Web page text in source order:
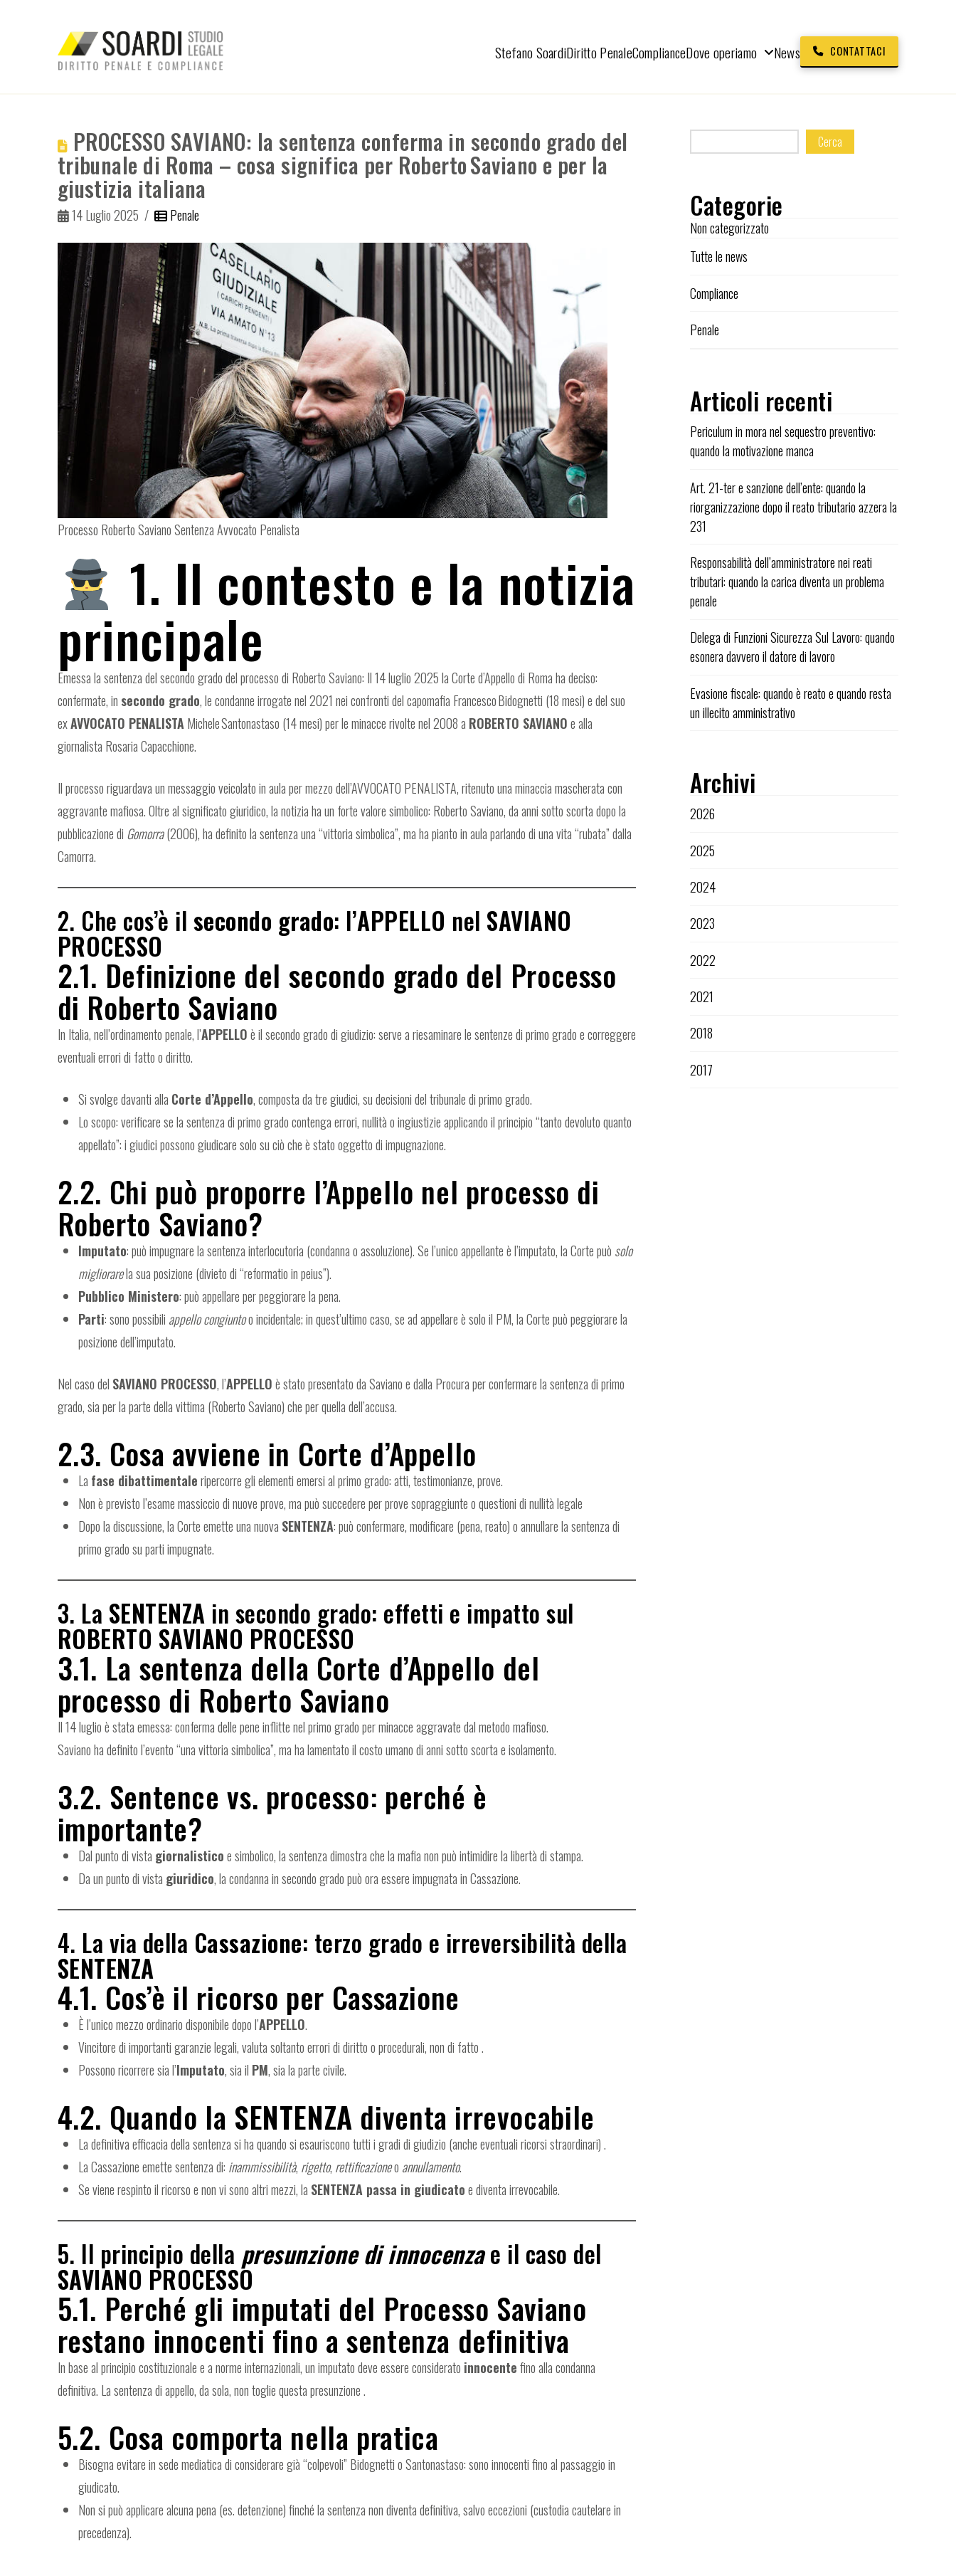
Stefano SoardiDiritto PenaleComplianceDove operiamo News CONTATTACI
PROCESSO SAVIANO: la sentenza conferma in secondo grado del
tribunale di Roma – cosa significa per Roberto Saviano e per la
giustizia italiana
14 Luglio 2025 Penale
Processo Roberto Saviano Sentenza Avvocato Penalista
1. Il contesto e la notizia
principale
Emessa la sentenza del secondo grado del processo di Roberto Saviano: Il 14 luglio 2025 la Corte d’Appello di Roma ha deciso:
confermate, in secondo grado, le condanne irrogate nel 2021 nei confronti del capomafia Francesco Bidognetti (18 mesi) e del suo
exAVVOCATO PENALISTA Michele Santonastaso (14 mesi) per le minacce rivolte nel 2008 a ROBERTO SAVIANOe alla
giornalista Rosaria Capacchione.
Il processo riguardava un messaggio veicolato in aula per mezzo dell’AVVOCATO PENALISTA, ritenuto una minaccia mascherata con
aggravante mafiosa. Oltre al significato giuridico, la notizia ha un forte valore simbolico: Roberto Saviano, da anni sotto scorta dopo la
pubblicazione di Gomorra(2006), ha definito la sentenza una “vittoria simbolica”, ma ha pianto in aula parlando di una vita “rubata” dalla
Camorra.
2. Che cos’è il secondo grado: l’APPELLO nel SAVIANO
PROCESSO
2.1. Definizione del secondo grado del Processo
di Roberto Saviano
In Italia, nell’ordinamento penale, l’APPELLOè il secondo grado di giudizio: serve a riesaminare le sentenze di primo grado e correggere
eventuali errori di fatto o diritto.
Si svolge davanti alla Corte d’Appello, composta da tre giudici, su decisioni del tribunale di primo grado.
Lo scopo: verificare se la sentenza di primo grado contenga errori, nullità o ingiustizie applicando il principio “tanto devoluto quanto
appellato”: i giudici possono giudicare solo su ciò che è stato oggetto di impugnazione.
2.2. Chi può proporre l’Appello nel processo di
Roberto Saviano?
Imputato: può impugnare la sentenza interlocutoria (condanna o assoluzione). Se l’unico appellante è l’imputato, la Corte può solo
migliorarela sua posizione (divieto di “reformatio in peius”).
Pubblico Ministero: può appellare per peggiorare la pena.
Parti: sono possibili appello congiuntoo incidentale; in quest’ultimo caso, se ad appellare è solo il PM, la Corte può peggiorare la
posizione dell’imputato.
Nel caso del SAVIANO PROCESSO, l’APPELLOè stato presentato da Saviano e dalla Procura per confermare la sentenza di primo
grado, sia per la parte della vittima (Roberto Saviano) che per quella dell’accusa.
2.3. Cosa avviene in Corte d’Appello
La fase dibattimentaleripercorre gli elementi emersi al primo grado: atti, testimonianze, prove.
Non è previsto l’esame massiccio di nuove prove, ma può succedere per prove sopraggiunte o questioni di nullità legale
Dopo la discussione, la Corte emette una nuova SENTENZA: può confermare, modificare (pena, reato) o annullare la sentenza di
primo grado su parti impugnate.
3. La SENTENZA in secondo grado: effetti e impatto sul
ROBERTO SAVIANO PROCESSO
3.1. La sentenza della Corte d’Appello del
processo di Roberto Saviano
Il 14 luglio è stata emessa: conferma delle pene inflitte nel primo grado per minacce aggravate dal metodo mafioso.
Saviano ha definito l’evento “una vittoria simbolica”, ma ha lamentato il costo umano di anni sotto scorta e isolamento.
3.2. Sentence vs. processo: perché è
importante?
Dal punto di vista giornalisticoe simbolico, la sentenza dimostra che la mafia non può intimidire la libertà di stampa.
Da un punto di vista giuridico, la condanna in secondo grado può ora essere impugnata in Cassazione.
4. La via della Cassazione: terzo grado e irreversibilità della
SENTENZA
4.1. Cos’è il ricorso per Cassazione
È l’unico mezzo ordinario disponibile dopo l’APPELLO.
Vincitore di importanti garanzie legali, valuta soltanto errori di diritto o procedurali, non di fatto .
Possono ricorrere sia l’Imputato, sia il PM, sia la parte civile.
4.2. Quando la SENTENZA diventa irrevocabile
La definitiva efficacia della sentenza si ha quando si esauriscono tutti i gradi di giudizio (anche eventuali ricorsi straordinari) .
La Cassazione emette sentenza di: inammissibilità, rigetto, rettificazioneo annullamento.
Se viene respinto il ricorso e non vi sono altri mezzi, la SENTENZA passa in giudicatoe diventa irrevocabile.
5. Il principio della presunzione di innocenzae il caso del
SAVIANO PROCESSO
5.1. Perché gli imputati del Processo Saviano
restano innocenti fino a sentenza definitiva
In base al principio costituzionale e a norme internazionali, un imputato deve essere considerato innocentefino alla condanna
definitiva. La sentenza di appello, da sola, non toglie questa presunzione .
5.2. Cosa comporta nella pratica
Bisogna evitare in sede mediatica di considerare già “colpevoli” Bidognetti o Santonastaso: sono innocenti fino al passaggio in
giudicato.
Non si può applicare alcuna pena (es. detenzione) finché la sentenza non diventa definitiva, salvo eccezioni (custodia cautelare in
precedenza).
Cerca
Categorie
Non categorizzato
Tutte le news
Compliance
Penale
Articoli recenti
Periculum in mora nel sequestro preventivo:
quando la motivazione manca
Art. 21-ter e sanzione dell’ente: quando la
riorganizzazione dopo il reato tributario azzera la
231
Responsabilità dell’amministratore nei reati
tributari: quando la carica diventa un problema
penale
Delega di Funzioni Sicurezza Sul Lavoro: quando
esonera davvero il datore di lavoro
Evasione fiscale: quando è reato e quando resta
un illecito amministrativo
Archivi
2026
2025
2024
2023
2022
2021
2018
2017